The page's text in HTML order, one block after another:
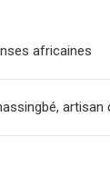
n
africaines